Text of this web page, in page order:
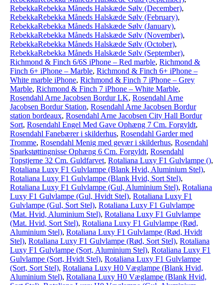
RebekkaRebekka Måneds Halskæde Sølv (December),
RebekkaRebekka Måneds Halskæde Sølv (February),
RebekkaRebekka Måneds Halskæde Sølv (January),
RebekkaRebekka Måneds Halskæde Sølv (November),
RebekkaRebekka Måneds Halskæde Sølv (October),
RebekkaRebekka Måneds Halskæde Sølv (September),
Richmond & Finch 6/6S iPhone – Red marble, Richmond &
Finch 6+ iPhone – Marble, Richmond & Finch 6+ iPhone –
White marble iPhone, Richmond & Finch 7 iPhone – Grey
Marble, Richmond & Finch 7 iPhone – White Marble,
Rosendahl Arne Jacobsen Bordur LK, Rosendahl Arne
Jacobsen Bordur Station, Rosendahl Arne Jacobsen Bordur
station bordeaux, Rosendahl Arne Jacobsen City Hall Bordur
Sort, Rosendahl Engel Med Gave Ophæng 7 Cm. Forgyldt,
Rosendahl Fanebærer i skilderhus, Rosendahl Garder med
Tromme, Rosendahl Menig med gevær i skilderhus, Rosendahl
Sparkstøttingnisse Ophæng 6 Cm. Forgyldt, Rosendahl
Topstjerne 32 Cm. Guldfarvet, Rotaliana Luxy F1 Gulvlampe (),
Rotaliana Luxy F1 Gulvlampe (Blank Hvid, Aluminium Stel),
Rotaliana Luxy F1 Gulvlampe (Blank Hvid, Sort Stel),
Rotaliana Luxy F1 Gulvlampe (Gul, Aluminium Stel), Rotaliana
Luxy F1 Gulvlampe (Gul, Hvidt Stel), Rotaliana Luxy F1
Gulvlampe (Gul, Sort Stel), Rotaliana Luxy F1 Gulvlampe
(Mat. Hvid, Aluminium Stel), Rotaliana Luxy F1 Gulvlampe
(Mat. Hvid, Sort Stel), Rotaliana Luxy F1 Gulvlampe (Rød,
Aluminium Stel), Rotaliana Luxy F1 Gulvlampe (Rød, Hvidt
Stel), Rotaliana Luxy F1 Gulvlampe (Rød, Sort Stel), Rotaliana
Luxy F1 Gulvlampe (Sort, Aluminium Stel), Rotaliana Luxy F1
Gulvlampe (Sort, Hvidt Stel), Rotaliana Luxy F1 Gulvlampe
(Sort, Sort Stel), Rotaliana Luxy H0 Væglampe (Blank Hvid,
Aluminium Stel), Rotaliana Luxy H0 Væglampe (Blank Hvid,